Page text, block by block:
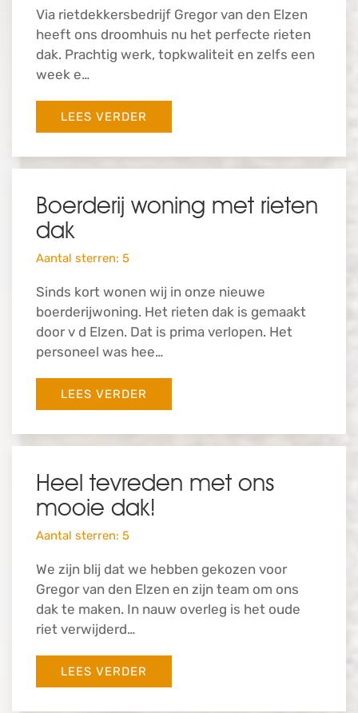
Via rietdekkersbedrijf Gregor van den Elzen
heeft ons droomhuis nu het perfecte rieten
dak. Prachtig werk, topkwaliteit en zelfs een
week e…
LEES VERDER
Boerderij woning met rieten
dak
Aantal sterren: 5
Sinds kort wonen wij in onze nieuwe
boerderijwoning. Het rieten dak is gemaakt
door v d Elzen. Dat is prima verlopen. Het
personeel was hee…
LEES VERDER
Heel tevreden met ons
mooie dak!
Aantal sterren: 5
We zijn blij dat we hebben gekozen voor
Gregor van den Elzen en zijn team om ons
dak te maken. In nauw overleg is het oude
riet verwijderd…
LEES VERDER